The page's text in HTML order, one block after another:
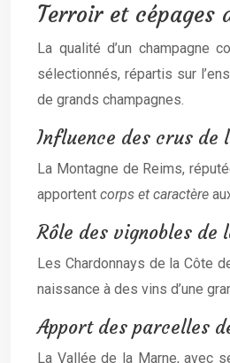
Terroir et cépages
La qualité d’un champagne
sélectionnés, répartis sur
de grands champagnes.
Influence des crus de
La Montagne de Reims,
apportent corps et caractère
Rôle des vignobles de
Les Chardonnays de la Côte
naissance à des vins d’une
Apport des parcelles
La Vallée de la Marne, avec